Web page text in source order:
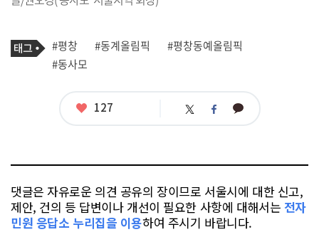
기
사
관
련
태
그
#평창 #동계올림픽
#평창동예올림픽
#동사모
좋
127 트 페 카
댓글은 자유로운 의견 공유의 장이므로 서울시에 대한 신고,
제안, 건의 등 답변이나 개선이 필요한 사항에 대해서는 전자
민원 응답소 누리집을 이용하여 주시기 바랍니다.